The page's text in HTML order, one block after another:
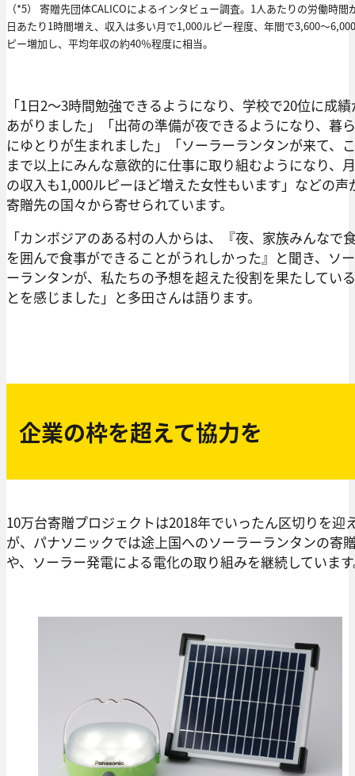
（*5） 寄贈先団体CALICOによるインタビュー調査。1人あたりの労働時間
日あたり1時間増え、収入は多い月で1,000ルピー程度、年間で3,600〜
ピー増加し、平均年収の約40％程度に相当。
「1日2〜3時間勉強できるようになり、学校で20位に成績
あがりました」「出荷の準備が夜できるようになり、暮
にゆとりが生まれました」「ソーラーランタンが来て、
まで以上にみんな意欲的に仕事に取り組むようになり、
の収入も1,000ルピーほど増えた女性もいます」などの声
寄贈先の国々から寄せられています。
「カンボジアのある村の人からは、『夜、家族みんなで
を囲んで食事ができることがうれしかった』と聞き、ソ
ーランタンが、私たちの予想を超えた役割を果たしてい
とを感じました」と多田さんは語ります。
企業の枠を超えて協力を
10万台寄贈プロジェクトは2018年でいったん区切りを迎
が、パナソニックでは途上国へのソーラーランタンの寄
や、ソーラー発電による電化の取り組みを継続していま